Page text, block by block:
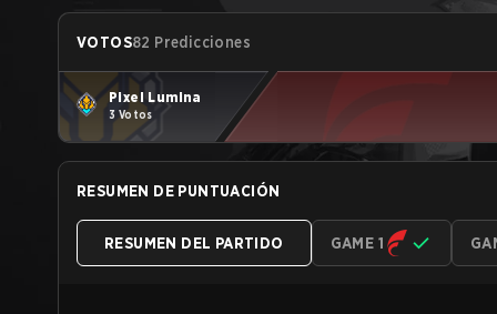
VOTOS82 Predicciones
Pixel Lumina
3 Votos
RESUMEN DE PUNTUACIÓN
RESUMEN DEL PARTIDO GAME 1